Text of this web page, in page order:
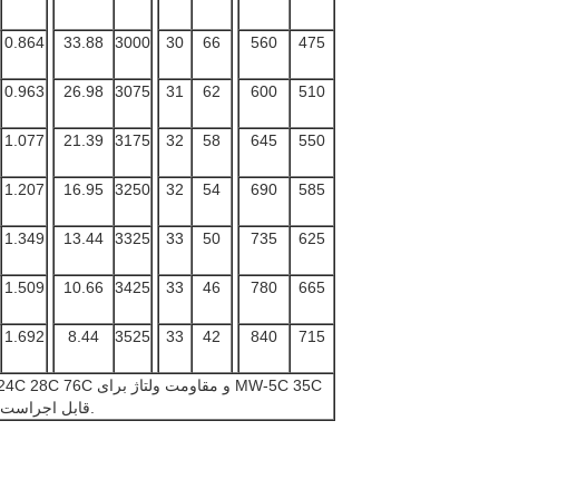
0.864 33.88 3000 30 66 560
475
0.963 26.98 3075 31 62 600
510
1.077 21.39 3175 32 58 645
550
1.207 16.95 3250 32 54 690
585
1.349 13.44 3325 33 50 735
625
1.509 10.66 3425 33 46 780
665
1.692 8.44 3525 33 42 840
715